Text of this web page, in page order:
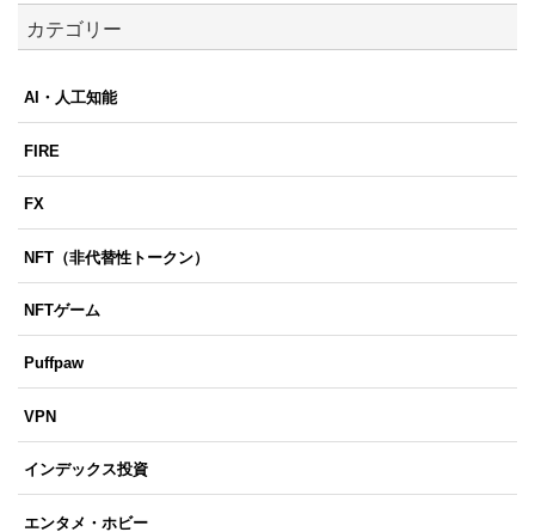
カテゴリー
AI・人工知能
FIRE
FX
NFT（非代替性トークン）
NFTゲーム
Puffpaw
VPN
インデックス投資
エンタメ・ホビー